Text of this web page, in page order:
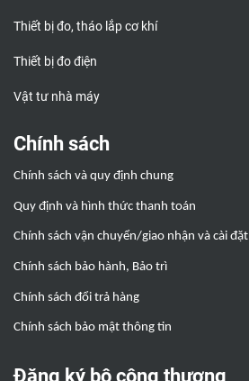
Thiết bị đo, tháo lắp cơ khí
Thiết bị đo điện
Vật tư nhà máy
Chính sách
Chính sách và quy định chung
Quy định và hình thức thanh toán
Chính sách vận chuyển/giao nhận và cài đặt
Chính sách bảo hành, Bảo trì
Chính sách đổi trả hàng
Chính sách bảo mật thông tin
Đăng ký bộ công thương